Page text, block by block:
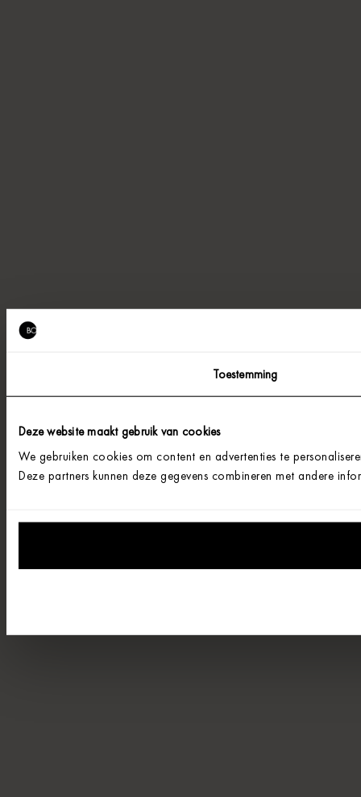
Toestemming
Deze website maakt gebruik van cookies
We gebruiken cookies om content en advertenties te
Deze partners kunnen deze gegevens combineren met andere